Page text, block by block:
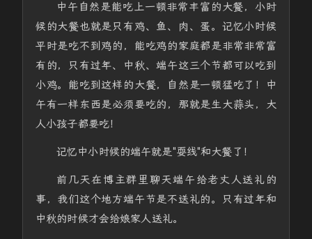
中午自然是能吃上一顿非常丰富的大餐，小时
候的大餐也就是只有鸡、鱼、肉、蛋。记忆小时候
平时是吃不到鸡的，能吃鸡的家庭都是非常非常富
有的，只有过年、中秋、端午这三个节都可以吃到
小鸡。能吃到这样的大餐，自然是一顿猛吃了！中
午有一样东西是必须要吃的，那就是生大蒜头，大
人小孩子都要吃！
记忆中小时候的端午就是"耍线"和大餐了！
前几天在博主群里聊天端午给老丈人送礼的
事，我们这个地方端午节是不送礼的。只有过年和
中秋的时候才会给娘家人送礼。